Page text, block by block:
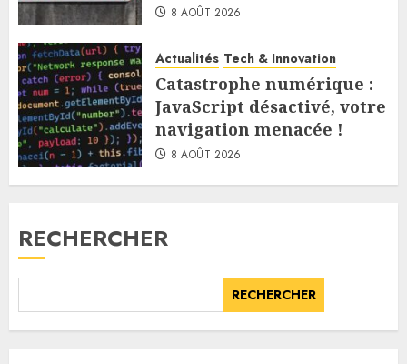
8 AOÛT 2026
Actualités Tech & Innovation
Catastrophe numérique :
JavaScript désactivé, votre
navigation menacée !
8 AOÛT 2026
RECHERCHER
RECHERCHER